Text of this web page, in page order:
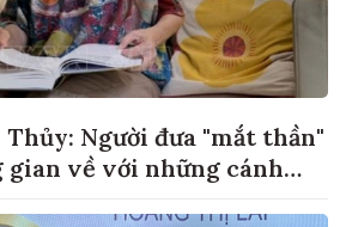
Thủy: Người đưa "mắt thần"
về với những cánh